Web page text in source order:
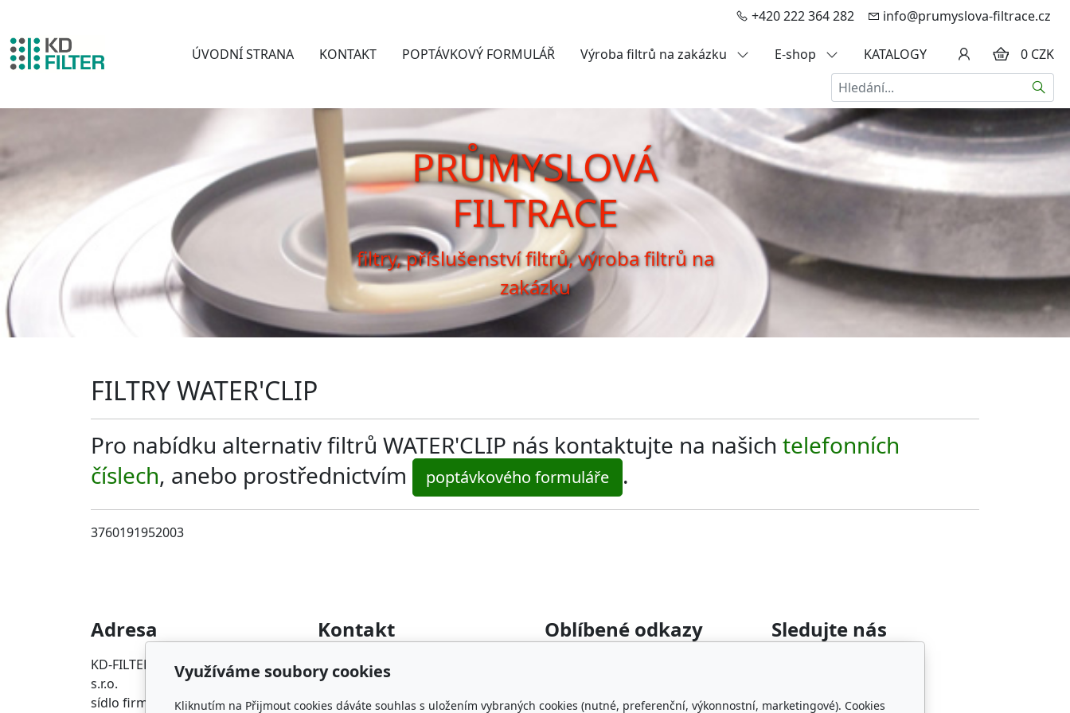
+420 222 364 282 info@prumyslova-filtrace.cz
ÚVODNÍ STRANA KONTAKT POPTÁVKOVÝ FORMULÁŘ Výroba filtrů na zakázku E-shop KATALOGY
0 CZK
Hledat
PRŮMYSLOVÁ
FILTRACE
filtry, příslušenství filtrů, výroba filtrů na
zakázku
FILTRY WATER'CLIP
Pro nabídku alternativ filtrů WATER'CLIP nás kontaktujte na našich telefonních
číslech, anebo prostřednictvím poptávkového formuláře .
3760191952003
Adresa
KD-FILTER, Průmyslová filtrace
s.r.o.
sídlo firmy
Kontakt
info@prumyslova-filtrace.cz
+420 222 364 282
Oblíbené odkazy
FILTR-FILTRY.CZ
Sledujte nás
Využíváme soubory cookies
Kliknutím na Přijmout cookies dáváte souhlas s uložením vybraných cookies (nutné, preferenční, výkonnostní, marketingové). Cookies